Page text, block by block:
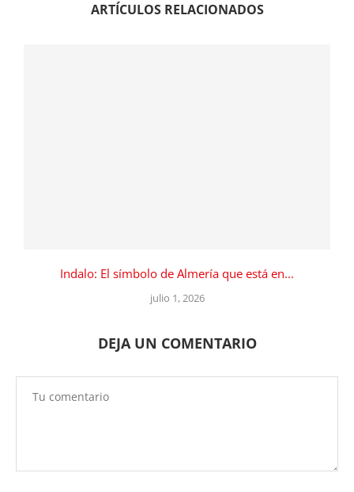
ARTÍCULOS RELACIONADOS
Indalo: El símbolo de Almería que está en...
julio 1, 2026
DEJA UN COMENTARIO